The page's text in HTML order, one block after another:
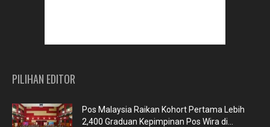
PILIHAN EDITOR
Pos Malaysia Raikan Kohort Pertama Lebih
2,400 Graduan Kepimpinan Pos Wira di...